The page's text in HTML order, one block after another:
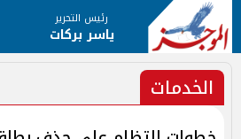
رئيس التحرير
ياسر بركات
الخدمات